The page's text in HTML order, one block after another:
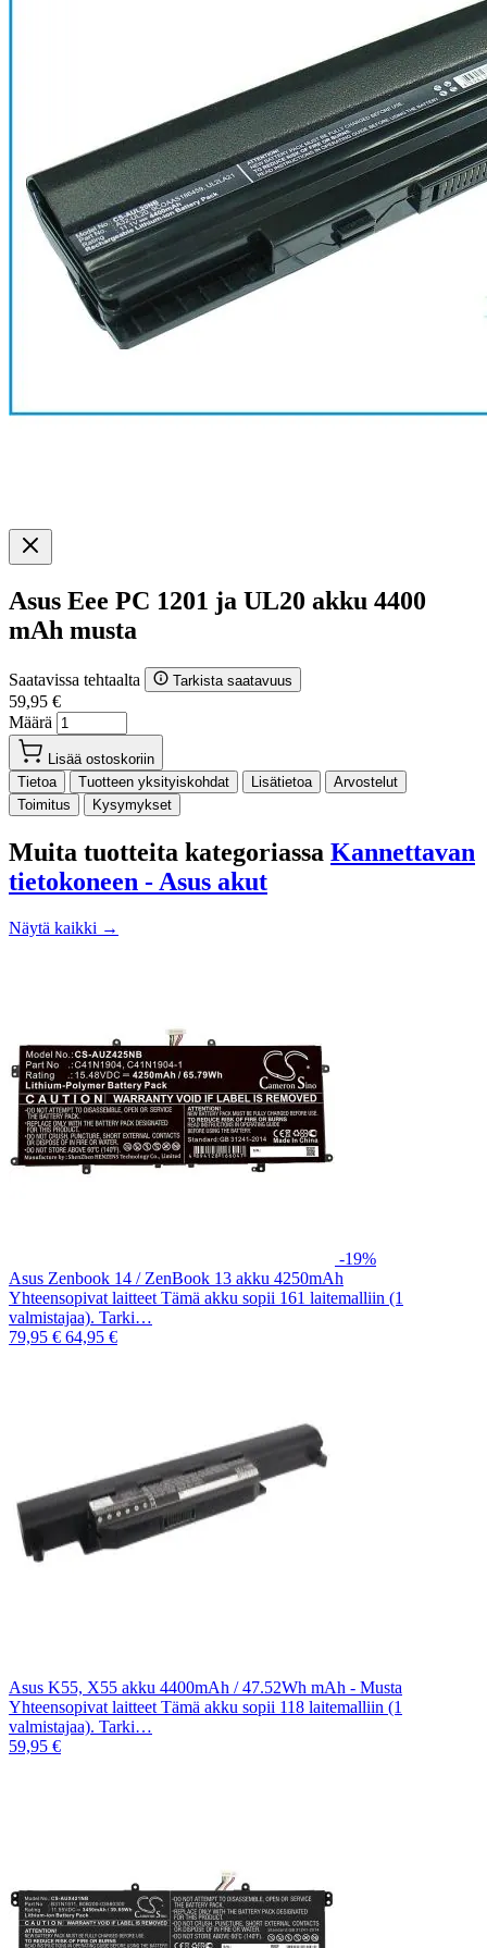
Asus Eee PC 1201 ja UL20 akku 4400
mAh musta
Saatavissa tehtaalta Tarkista saatavuus
59,95 €
Määrä
Lisää ostoskoriin
Tietoa
Tuotteen yksityiskohdat Lisätietoa
Arvostelut
Toimitus
Kysymykset
Muita tuotteita kategoriassa Kannettavan
tietokoneen - Asus akut
Näytä kaikki →
-19%
Asus Zenbook 14 / ZenBook 13 akku 4250mAh
Yhteensopivat laitteet Tämä akku sopii 161 laitemalliin (1
valmistajaa). Tarki…
79,95 € 64,95 €
Asus K55, X55 akku 4400mAh / 47.52Wh mAh - Musta
Yhteensopivat laitteet Tämä akku sopii 118 laitemalliin (1
valmistajaa). Tarki…
59,95 €